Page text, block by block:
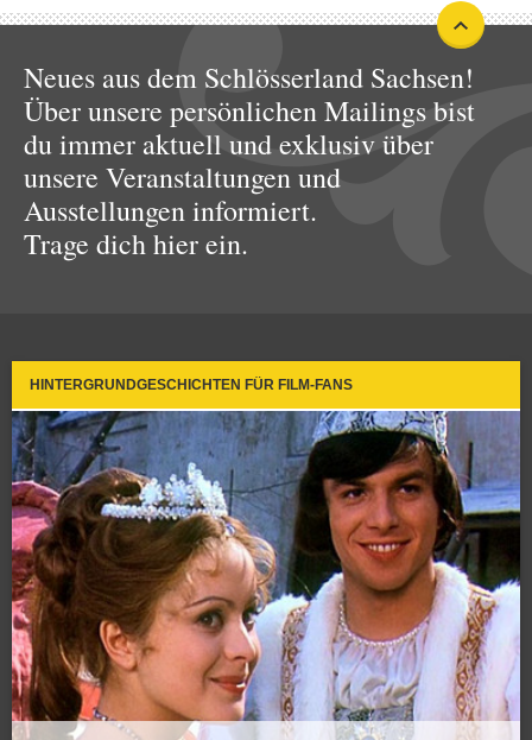
Neues aus dem Schlösserland Sachsen!
Über unsere persönlichen Mailings bist
du immer aktuell und exklusiv über
unsere Veranstaltungen und
Ausstellungen informiert.
Trage dich hier ein.
HINTERGRUNDGESCHICHTEN FÜR FILM-FANS